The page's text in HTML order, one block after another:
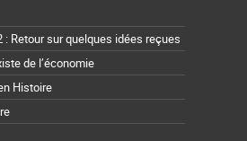
Retour sur quelques idées reçues
de l’économie
Histoire